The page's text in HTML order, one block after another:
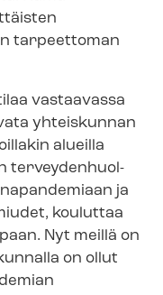
tarpeettoman
vastaavassa
yhteiskunnan
alueilla
ter­vey­den­huol­
ja
kouluttaa
Nyt meillä on
on ollut